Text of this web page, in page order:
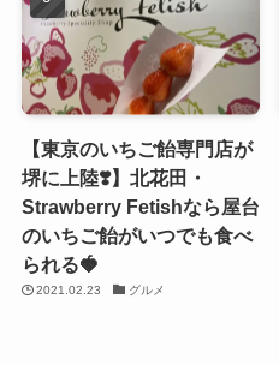
【東京のいちご飴専門店が
堺に上陸❣️】北花田・
Strawberry Fetishなら屋台
のいちご飴がいつでも食べ
られる🍓
2021.02.23 グルメ